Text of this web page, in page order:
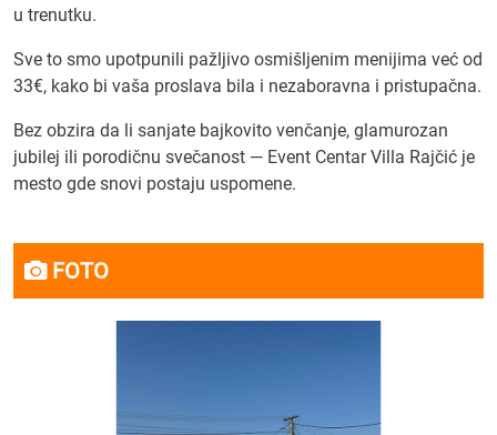
u trenutku.
Sve to smo upotpunili pažljivo osmišljenim menijima već od
33€, kako bi vaša proslava bila i nezaboravna i pristupačna.
Bez obzira da li sanjate bajkovito venčanje, glamurozan
jubilej ili porodičnu svečanost — Event Centar Villa Rajčić je
mesto gde snovi postaju uspomene.
FOTO